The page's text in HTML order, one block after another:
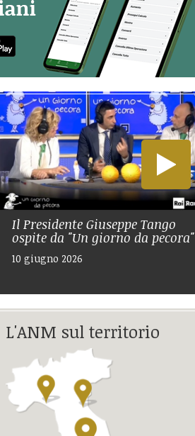
Il Presidente Giuseppe Tango
ospite da "Un giorno da pecora"
10 giugno 2026
L'ANM sul territorio